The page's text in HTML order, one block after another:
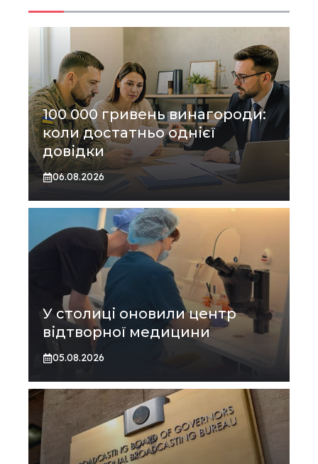
100 000 гривень винагороди:
коли достатньо однієї
довідки
06.08.2026
У столиці оновили центр
відтворної медицини
05.08.2026